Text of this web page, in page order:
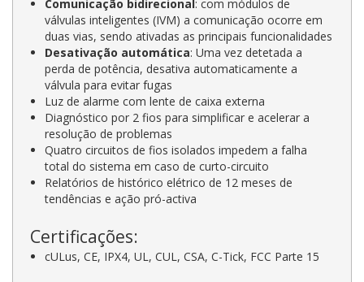
Comunicação bidirecional : com módulos de
válvulas inteligentes (IVM) a comunicação ocorre em
duas vias, sendo ativadas as principais funcionalidades
Desativação automática: Uma vez detetada a
perda de potência, desativa automaticamente a
válvula para evitar fugas
Luz de alarme com lente de caixa externa
Diagnóstico por 2 fios para simplificar e acelerar a
resolução de problemas
Quatro circuitos de fios isolados impedem a falha
total do sistema em caso de curto-circuito
Relatórios de histórico elétrico de 12 meses de
tendências e ação pró-activa
Certificações:
cULus, CE, IPX4, UL, CUL, CSA, C-Tick, FCC Parte 15